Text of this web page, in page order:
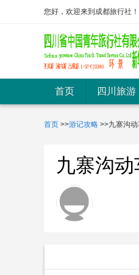
您好，欢迎来到成都旅行社！
首页 四川旅游
首页 >>游记攻略 >>九寨沟
九寨沟